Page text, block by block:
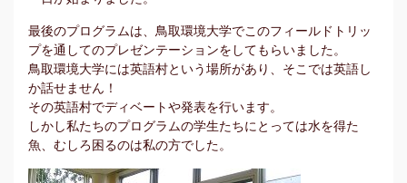
最後のプログラムは、鳥取環境大学でこのフィールドトリッ
プを通してのプレゼンテーションをしてもらいました。
鳥取環境大学には英語村という場所があり、そこでは英語し
か話せません！
その英語村でディベートや発表を行います。
しかし私たちのプログラムの学生たちにとっては水を得た
魚、むしろ困るのは私の方でした。